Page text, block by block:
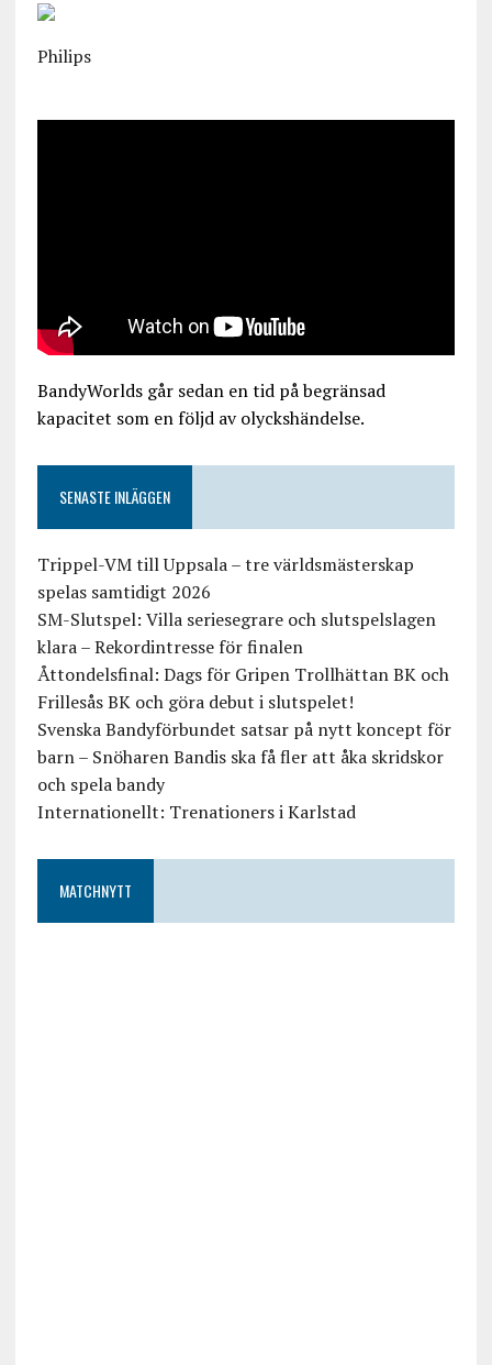
Philips
BandyWorlds går sedan en tid på begränsad
kapacitet som en följd av olyckshändelse.
SENASTE INLÄGGEN
Trippel-VM till Uppsala – tre världsmästerskap
spelas samtidigt 2026
SM-Slutspel: Villa seriesegrare och slutspelslagen
klara – Rekordintresse för finalen
Åttondelsfinal: Dags för Gripen Trollhättan BK och
Frillesås BK och göra debut i slutspelet!
Svenska Bandyförbundet satsar på nytt koncept för
barn – Snöharen Bandis ska få fler att åka skridskor
och spela bandy
Internationellt: Trenationers i Karlstad
MATCHNYTT